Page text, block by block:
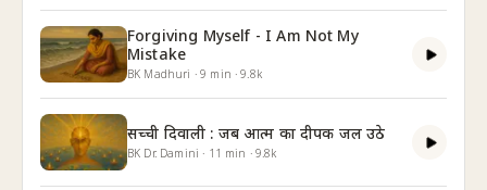
Forgiving Myself - I Am Not My
Mistake
BK Madhuri ·9 min ·9.8k
सच्ची दिवाली : जब आत्म का दीपक जल उठे
BK Dr. Damini · 11 min · 9.8k